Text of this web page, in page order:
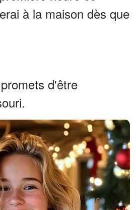
à la maison dès que
d'être